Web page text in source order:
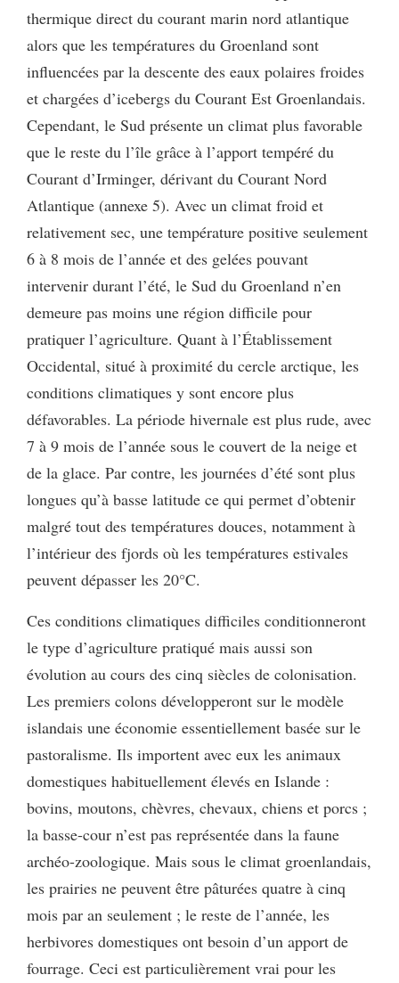
thermique direct du courant marin nord atlantique
alors que les températures du Groenland sont
influencées par la descente des eaux polaires froides
et chargées d’icebergs du Courant Est Groenlandais.
Cependant, le Sud présente un climat plus favorable
que le reste du l’île grâce à l’apport tempéré du
Courant d’Irminger, dérivant du Courant Nord
Atlantique (annexe 5). Avec un climat froid et
relativement sec, une température positive seulement
6 à 8 mois de l’année et des gelées pouvant
intervenir durant l’été, le Sud du Groenland n’en
demeure pas moins une région difficile pour
pratiquer l’agriculture. Quant à l’Établissement
Occidental, situé à proximité du cercle arctique, les
conditions climatiques y sont encore plus
défavorables. La période hivernale est plus rude, avec
7 à 9 mois de l’année sous le couvert de la neige et
de la glace. Par contre, les journées d’été sont plus
longues qu’à basse latitude ce qui permet d’obtenir
malgré tout des températures douces, notamment à
l’intérieur des fjords où les températures estivales
peuvent dépasser les 20°C.
Ces conditions climatiques difficiles conditionneront
le type d’agriculture pratiqué mais aussi son
évolution au cours des cinq siècles de colonisation.
Les premiers colons développeront sur le modèle
islandais une économie essentiellement basée sur le
pastoralisme. Ils importent avec eux les animaux
domestiques habituellement élevés en Islande :
bovins, moutons, chèvres, chevaux, chiens et porcs ;
la basse-cour n’est pas représentée dans la faune
archéo-zoologique. Mais sous le climat groenlandais,
les prairies ne peuvent être pâturées quatre à cinq
mois par an seulement ; le reste de l’année, les
herbivores domestiques ont besoin d’un apport de
fourrage. Ceci est particulièrement vrai pour les